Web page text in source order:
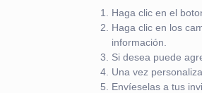
Haga clic en el
Haga clic en los
información.
Si desea puede
Una vez
Envíeselas a tus